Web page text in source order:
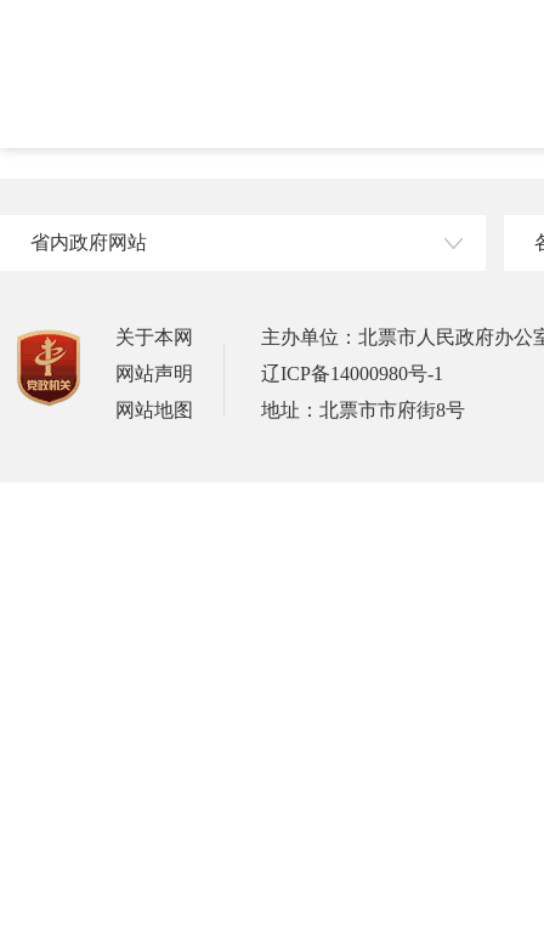
省内政府网站
关于本网
网站声明
网站地图
主办单位：北票市人民政府办公
辽ICP备14000980号-1
地址：北票市市府街8号